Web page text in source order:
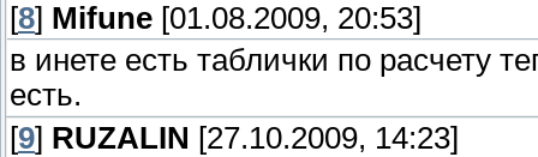
[8] Mifune [01.08.2009, 20:53]
в инете есть таблички по расчету
есть.
[9] RUZALIN [27.10.2009, 14:23]